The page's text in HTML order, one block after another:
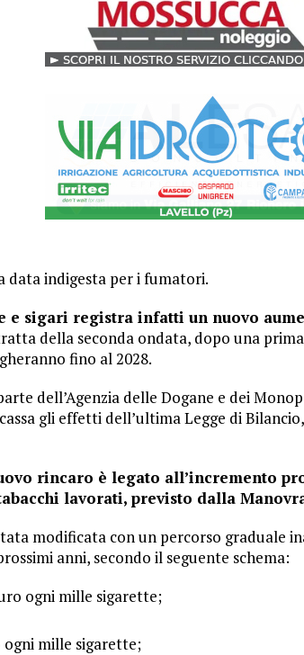
data indigesta per i fumatori.
e sigari registra infatti un nuovo
della seconda ondata, dopo una
fino al 2028.
dell’Agenzia delle Dogane e dei
gli effetti dell’ultima Legge di
rincaro è legato all’incremento
lavorati, previsto dalla
modificata con un percorso graduale
anni, secondo il seguente schema:
ogni mille sigarette;
ogni mille sigarette;